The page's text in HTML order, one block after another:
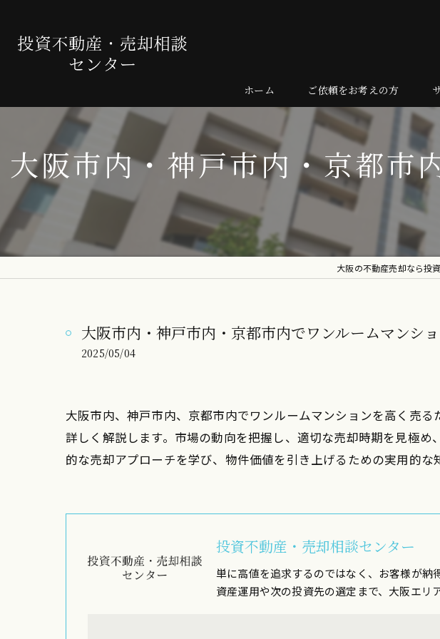
ホーム ご依頼をお考えの方
売却の流れ
よくある質問
大阪市内・神戸市内・京都市
大阪の不動産売却なら投
大阪市内・神戸市内・京都市内でワンルームマンシ
2025/05/04
大阪市内、神戸市内、京都市内でワンルームマンションを高く売
詳しく解説します。市場の動向を把握し、適切な売却時期を見極
的な売却アプローチを学び、物件価値を引き上げるための実用的な
投資不動産・売却相談センター
単に高値を追求するのではなく、お客様が
資産運用や次の投資先の選定まで、大阪エリ